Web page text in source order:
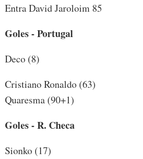
Entra David Jaroloim 85
Goles - Portugal
Deco (8)
Cristiano Ronaldo (63)
Quaresma (90+1)
Goles - R. Checa
Sionko (17)